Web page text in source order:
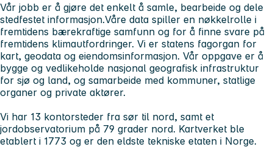
Vår jobb er å gjøre det enkelt å samle, bearbeide og dele
stedfestet informasjon.Våre data spiller en nøkkelrolle i
fremtidens bærekraftige samfunn og for å finne svare på
fremtidens klimautfordringer. Vi er statens fagorgan for
kart, geodata og eiendomsinformasjon. Vår oppgave er å
bygge og vedlikeholde nasjonal geografisk infrastruktur
for sjø og land, og samarbeide med kommuner, statlige
organer og private aktører.
Vi har 13 kontorsteder fra sør til nord, samt et
jordobservatorium på 79 grader nord. Kartverket ble
etablert i 1773 og er den eldste tekniske etaten i Norge.